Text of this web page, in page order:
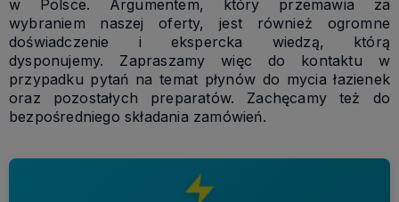
w Polsce. Argumentem, który przemawia za
wybraniem naszej oferty, jest również ogromne
doświadczenie i ekspercka wiedzą, którą
dysponujemy. Zapraszamy więc do kontaktu w
przypadku pytań na temat płynów do mycia łazienek
oraz pozostałych preparatów. Zachęcamy też do
bezpośredniego składania zamówień.